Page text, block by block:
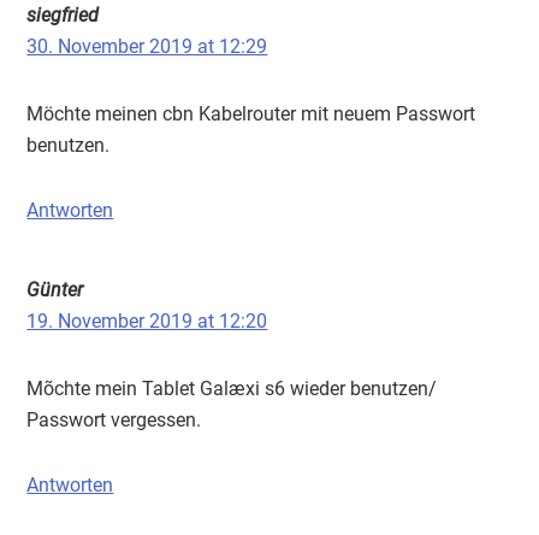
siegfried
30. November 2019 at 12:29
Möchte meinen cbn Kabelrouter mit neuem Passwort
benutzen.
Antworten
Günter
19. November 2019 at 12:20
Mõchte mein Tablet Galæxi s6 wieder benutzen/
Passwort vergessen.
Antworten